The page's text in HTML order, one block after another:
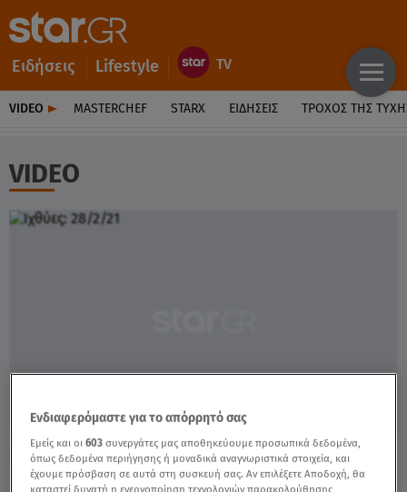
Ειδήσεις Lifestyle
VIDEO MASTERCHEF STARX ΕΙΔΉΣΕΙΣ ΤΡΟΧΌΣ ΤΗΣ
VIDEO
Stars System- Ιχθύες: 28/2/21 - Video
Ενδιαφερόμαστε για το απόρρητό σας
Εμείς και οι603 συνεργάτες μας αποθηκεύουμε προσωπικά δεδομένα,
όπως δεδομένα περιήγησης ή μοναδικά αναγνωριστικά στοιχεία, και
έχουμε πρόσβαση σε αυτά στη συσκευή σας. Αν επιλέξετε Αποδοχή, θα
καταστεί δυνατή η ενεργοποίηση τεχνολογιών παρακολούθησης